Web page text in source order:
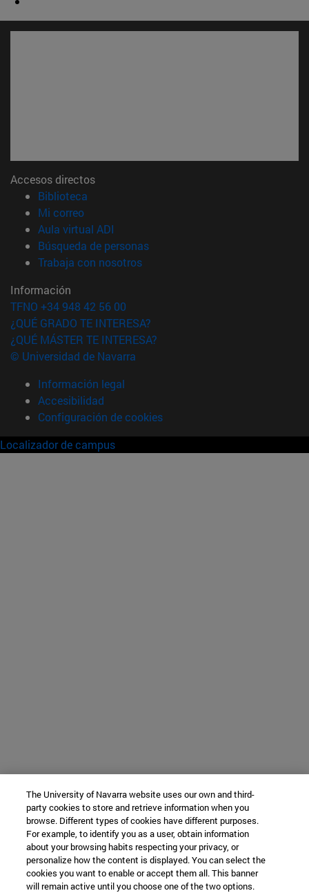
Accesos directos
Biblioteca
Mi correo(abre en nueva ventana)
Aula virtual ADI
Búsqueda de personas(abre en nueva ventana)
Trabaja con nosotros(abre en nueva ventana)
Información
TFNO +34 948 42 56 00
¿QUÉ GRADO TE INTERESA?
¿QUÉ MÁSTER TE INTERESA?
© Universidad de Navarra
Información legal
Accesibilidad
Configuración de cookies
Localizador de campus
The University of Navarra website uses our own and third-
party cookies to store and retrieve information when you
browse. Different types of cookies have different purposes.
For example, to identify you as a user, obtain information
about your browsing habits respecting your privacy, or
personalize how the content is displayed. You can select the
cookies you want to enable or accept them all. This banner
will remain active until you choose one of the two options.